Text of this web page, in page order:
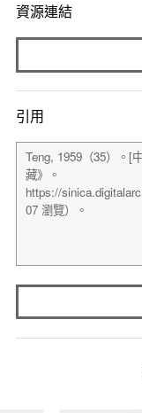
資源連結
引用